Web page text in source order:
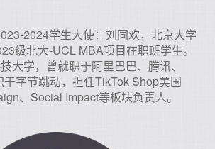
2024学生大使：刘同欢，北京大学
级北大-UCL MBA项目在职班学生。
大学，曾就职于阿里巴巴、腾讯、
字节跳动，担任TikTok Shop美国
、Social Impact等板块负责人。